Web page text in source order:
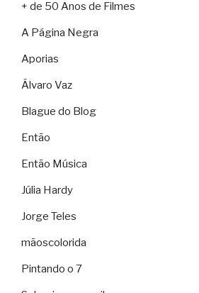
+ de 50 Anos de Filmes
A Página Negra
Aporias
Álvaro Vaz
Blague do Blog
Então
Então Música
Júlia Hardy
Jorge Teles
mãoscolorida
Pintando o 7